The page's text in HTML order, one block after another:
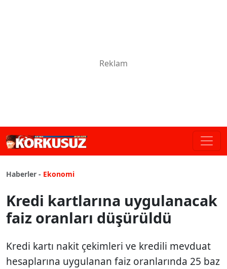
Haberler - Ekonomi
Kredi kartlarına uygulanacak
faiz oranları düşürüldü
Kredi kartı nakit çekimleri ve kredili mevduat
hesaplarına uygulanan faiz oranlarında 25 baz